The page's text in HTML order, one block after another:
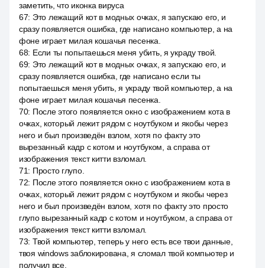
заметить, что иконка вируса
67: Это лежащий кот в модных очках, я запускаю его, и
сразу появляется ошибка, где написано компьютер, а на
фоне играет милая кошачья песенка.
68: Если ты попытаешься меня убить, я украду твой.
69: Это лежащий кот в модных очках, я запускаю его, и
сразу появляется ошибка, где написано если ты
попытаешься меня убить, я украду твой компьютер, а на
фоне играет милая кошачья песенка.
70: После этого появляется окно с изображением кота в
очках, который лежит рядом с ноутбуком и якобы через
него и был произведён взлом, хотя по факту это
вырезанный кадр с котом и ноутбуком, а справа от
изображения текст китти взломал.
71: Просто глупо.
72: После этого появляется окно с изображением кота в
очках, который лежит рядом с ноутбуком и якобы через
него и был произведён взлом, хотя по факту это просто
глупо вырезанный кадр с котом и ноутбуком, а справа от
изображения текст китти взломал.
73: Твой компьютер, теперь у него есть все твои данные,
твоя windows заблокирована, я сломал твой компьютер и
получил все.